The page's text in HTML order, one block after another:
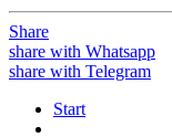
Share
share with Whatsapp
share with Telegram
Start